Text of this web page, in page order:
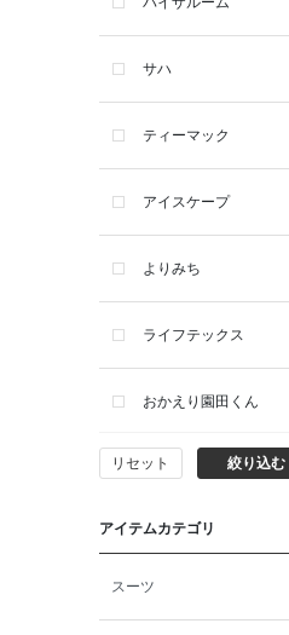
サハ
ティーマック
アイスケープ
よりみち
ライフテックス
おかえり園田くん
ビー・エー・ジー
イヴィスト
ン
リセット 絞り込む
アイテムカテゴリ
スーツ